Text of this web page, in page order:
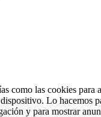
como las cookies para
Lo hacemos
y para mostrar